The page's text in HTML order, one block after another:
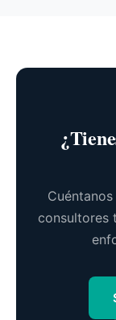
consultores